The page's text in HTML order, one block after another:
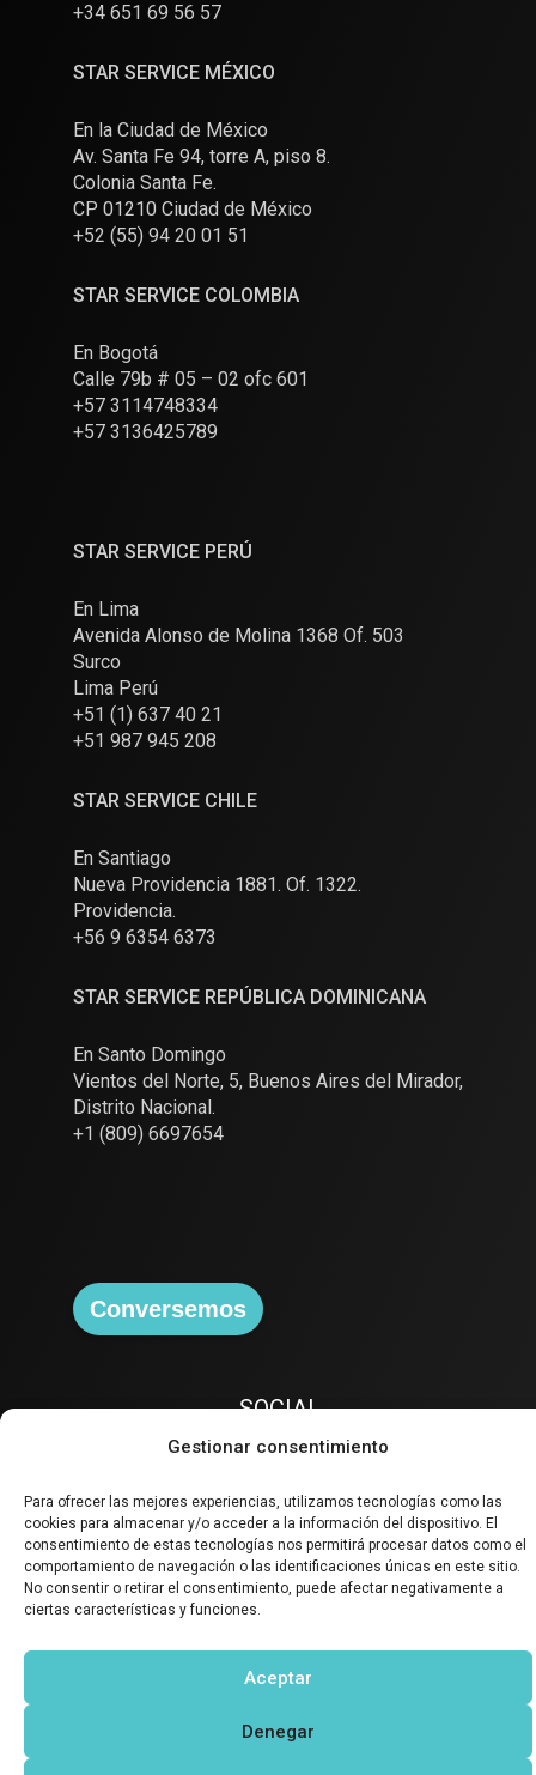
Gestionar consentimiento
Para ofrecer las mejores experiencias, utilizamos tecnologías como las
cookies para almacenar y/o acceder a la información del dispositivo. El
consentimiento de estas tecnologías nos permitirá procesar datos como el
comportamiento de navegación o las identificaciones únicas en este sitio.
No consentir o retirar el consentimiento, puede afectar negativamente a
ciertas características y funciones.
Aceptar
Denegar
+34 651 69 56 57
STAR SERVICE MÉXICO
En la Ciudad de México
Av. Santa Fe 94, torre A, piso 8.
Colonia Santa Fe.
CP 01210 Ciudad de México
+52 (55) 94 20 01 51
STAR SERVICE COLOMBIA
En Bogotá
Calle 79b # 05 – 02 ofc 601
+57 3114748334
+57 3136425789
STAR SERVICE PERÚ
En Lima
Avenida Alonso de Molina 1368 Of. 503
Surco
Lima Perú
+51 (1) 637 40 21
+51 987 945 208
STAR SERVICE CHILE
En Santiago
Nueva Providencia 1881. Of. 1322.
Providencia.
+56 9 6354 6373
STAR SERVICE REPÚBLICA DOMINICANA
En Santo Domingo
Vientos del Norte, 5, Buenos Aires del Mirador,
Distrito Nacional.
+1 (809) 6697654
Conversemos
SOCIAL